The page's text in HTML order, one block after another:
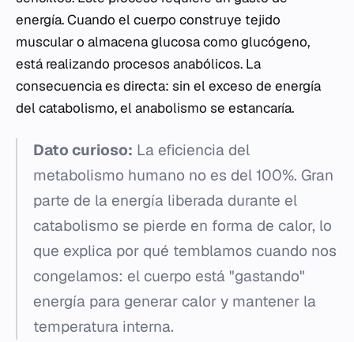
energía. Cuando el cuerpo construye tejido
muscular o almacena glucosa como glucógeno,
está realizando procesos anabólicos. La
consecuencia es directa: sin el exceso de energía
del catabolismo, el anabolismo se estancaría.
Dato curioso: La eficiencia del
metabolismo humano no es del 100%. Gran
parte de la energía liberada durante el
catabolismo se pierde en forma de calor, lo
que explica por qué temblamos cuando nos
congelamos: el cuerpo está "gastando"
energía para generar calor y mantener la
temperatura interna.